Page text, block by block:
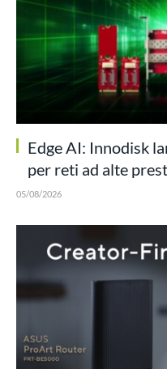
Edge AI: Innodisk
per reti ad alte
05/08/2026